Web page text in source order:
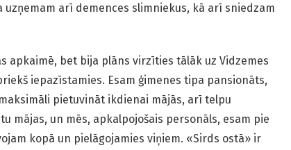
arī demences slimniekus, kā arī sniedzam
apkaimē, bet bija plāns virzīties tālāk uz Vidzemes
iepazīstamies. Esam ģimenes tipa pansionāts,
pietuvināt ikdienai mājās, arī telpu
mājas, un mēs, apkalpojošais personāls, esam pie
kopā un pielāgojamies viņiem. «Sirds ostā» ir